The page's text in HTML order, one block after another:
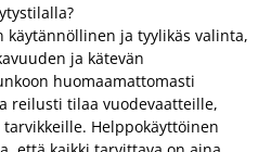
käytännöllinen ja tyylikäs valinta,
ja kätevän
huomaamattomasti
reilusti tilaa vuodevaatteille,
Helppokäyttöinen